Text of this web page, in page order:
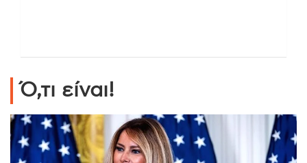
Ό,τι είναι!